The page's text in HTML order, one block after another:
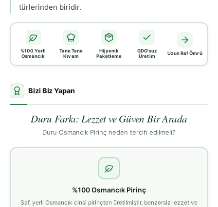
türlerinden biridir.
%100 Yerli
Osmancık
Tane Tane
Kıvam
Hijyenik
Paketleme
GDO'suz
Üretim
Uzun Raf Ömrü
Bizi Biz Yapan
Duru Farkı: Lezzet ve Güven Bir Arada
Duru Osmancık Pirinç neden tercih edilmeli?
%100 Osmancık Pirinç
Saf, yerli Osmancık cinsi pirinçten üretilmiştir, benzersiz lezzet ve